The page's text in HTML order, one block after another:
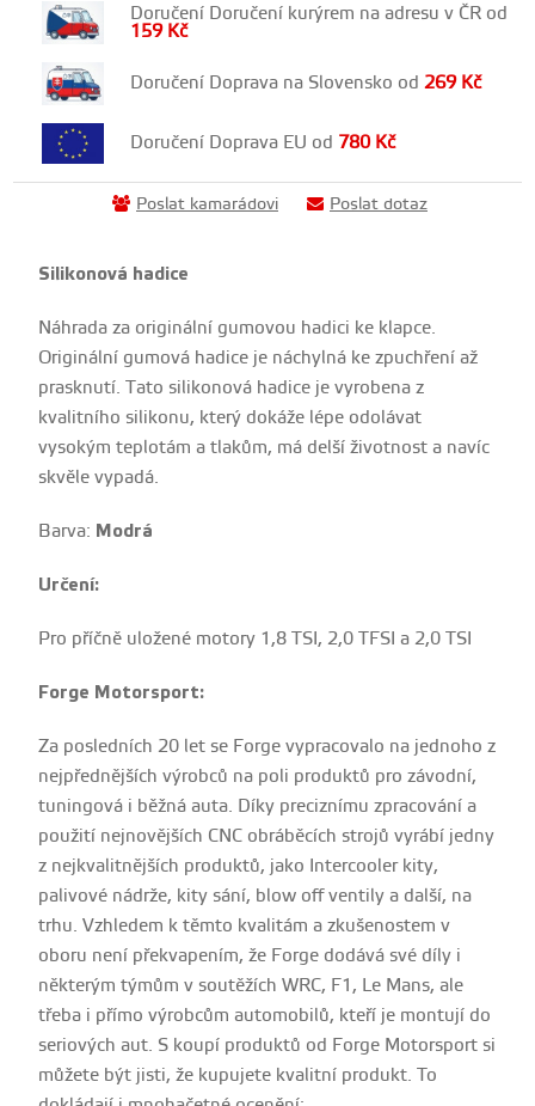
Doručení Doručení kurýrem na adresu v ČR od
159 Kč
Doručení Doprava na Slovensko od269 Kč
Doručení Doprava EU od 780 Kč
Poslat kamarádovi Poslat dotaz
Silikonová hadice
Náhrada za originální gumovou hadici ke klapce.
Originální gumová hadice je náchylná ke zpuchření až
prasknutí. Tato silikonová hadice je vyrobena z
kvalitního silikonu, který dokáže lépe odolávat
vysokým teplotám a tlakům, má delší životnost a navíc
skvěle vypadá.
Barva: Modrá
Určení:
Pro příčně uložené motory 1,8 TSI, 2,0 TFSI a 2,0 TSI
Forge Motorsport:
Za posledních 20 let se Forge vypracovalo na jednoho z
nejpřednějších výrobců na poli produktů pro závodní,
tuningová i běžná auta. Díky preciznímu zpracování a
použití nejnovějších CNC obráběcích strojů vyrábí jedny
z nejkvalitnějších produktů, jako Intercooler kity,
palivové nádrže, kity sání, blow off ventily a další, na
trhu. Vzhledem k těmto kvalitám a zkušenostem v
oboru není překvapením, že Forge dodává své díly i
některým týmům v soutěžích WRC, F1, Le Mans, ale
třeba i přímo výrobcům automobilů, kteří je montují do
seriových aut. S koupí produktů od Forge Motorsport si
můžete být jisti, že kupujete kvalitní produkt. To